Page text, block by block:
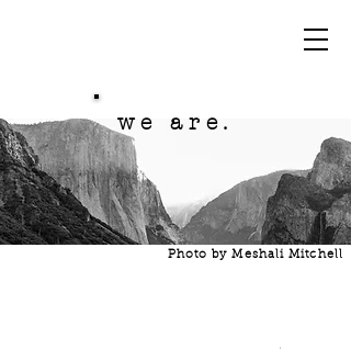
we are.
Photo by Meshali Mitchell